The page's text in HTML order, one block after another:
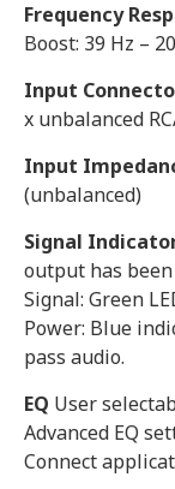
Frequency
Boost: 39 Hz –
Input
x unbalanced
Input
(unbalanced)
Signal
output has
Signal: Green
Power: Blue
pass audio.
EQ User
Advanced EQ
Connect